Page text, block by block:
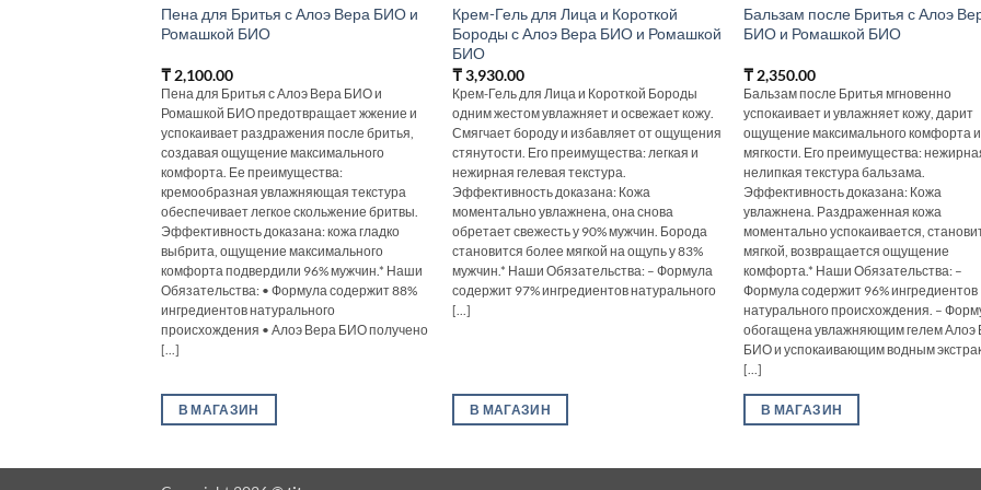
Пена для Бритья с Алоэ Вера БИО и
Ромашкой БИО
₸2,100.00
Пена для Бритья с Алоэ Вера БИО и
Ромашкой БИО предотвращает жжение и
успокаивает раздражения после бритья,
создавая ощущение максимального
комфорта. Ее преимущества:
кремообразная увлажняющая текстура
обеспечивает легкое скольжение бритвы.
Эффективность доказана: кожа гладко
выбрита, ощущение максимального
комфорта подвердили 96% мужчин.* Наши
Обязательства: • Формула содержит 88%
ингредиентов натурального
происхождения • Алоэ Вера БИО получено
[...]
В МАГАЗИН
Крем-Гель для Лица и Короткой
Бороды с Алоэ Вера БИО и Ромашкой
БИО
₸3,930.00
Крем-Гель для Лица и Короткой Бороды
одним жестом увлажняет и освежает кожу.
Смягчает бороду и избавляет от ощущения
стянутости. Его преимущества: легкая и
нежирная гелевая текстура.
Эффективность доказана: Кожа
моментально увлажнена, она снова
обретает свежесть у 90% мужчин. Борода
становится более мягкой на ощупь у 83%
мужчин.* Наши Обязательства: – Формула
содержит 97% ингредиентов натурального
[...]
В МАГАЗИН
Бальзам после Бритья с Алоэ
БИО и Ромашкой БИО
₸ 2,350.00
Бальзам после Бритья мгновенно
успокаивает и увлажняет кожу, дарит
ощущение максимального комфорта и
мягкости. Его преимущества:
нелипкая текстура бальзама.
Эффективность доказана: Кожа
увлажнена. Раздраженная кожа
моментально успокаивается,
мягкой, возвращается ощущение
комфорта.* Наши Обязательства: –
Формула содержит 96% ингредиентов
натурального происхождения. –
обогащена увлажняющим гелем Алоэ
БИО и успокаивающим водным
[...]
В МАГАЗИН